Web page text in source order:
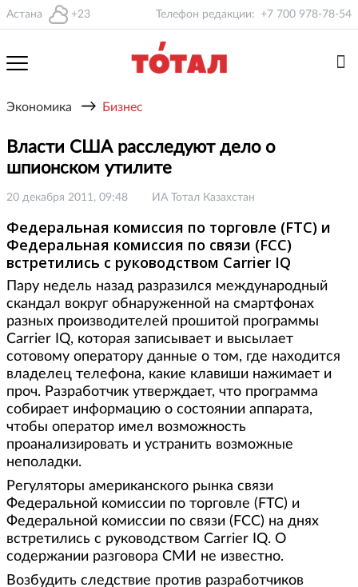
Астана +23 Телефон редакции: +7 700 978-78-54
Экономика → Бизнес
Власти США расследуют дело о
шпионском утилите
20 декабря 2011, 09:48 ИА Тотал Казахстан
Федеральная комиссия по торговле (FTC) и
Федеральная комиссия по связи (FCC)
встретились с руководством Carrier IQ
Пару недель назад разразился международный
скандал вокруг обнаруженной на смартфонах
разных производителей прошитой программы
Carrier IQ, которая записывает и высылает
сотовому оператору данные о том, где находится
владелец телефона, какие клавиши нажимает и
проч. Разработчик утверждает, что программа
собирает информацию о состоянии аппарата,
чтобы оператор имел возможность
проанализировать и устранить возможные
неполадки.
Регуляторы американского рынка связи
Федеральной комиссии по торговле (FTC) и
Федеральной комиссии по связи (FCC) на днях
встретились с руководством Carrier IQ. О
содержании разговора СМИ не известно.
Возбудить следствие против разработчиков